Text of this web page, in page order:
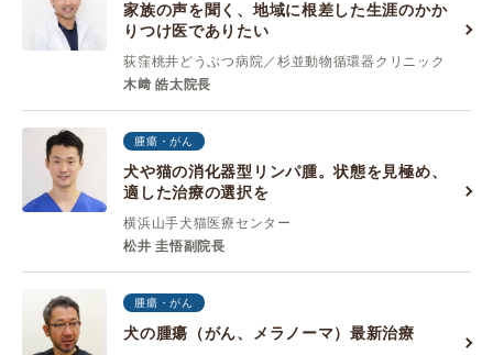
家族の声を聞く、地域に根差した生涯のかか
りつけ医でありたい
荻窪桃井どうぶつ病院／杉並動物循環器クリニック
木﨑 皓太院長
腫瘍・がん
犬や猫の消化器型リンパ腫。状態を見極め、
適した治療の選択を
横浜山手犬猫医療センター
松井 圭悟副院長
腫瘍・がん
犬の腫瘍（がん、メラノーマ）最新治療